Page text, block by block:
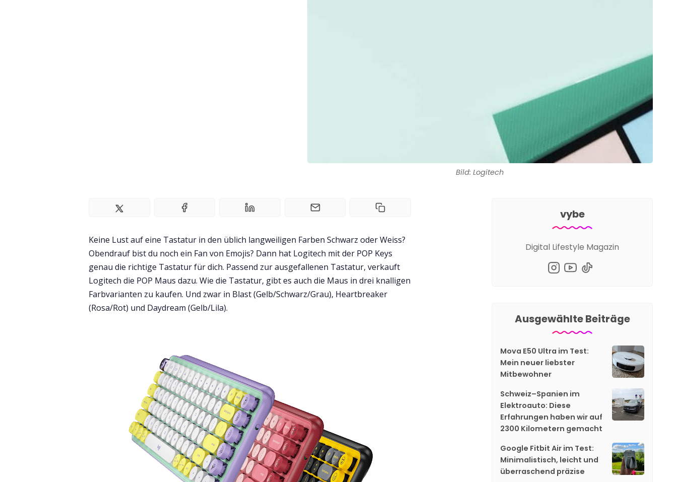
Bild: Logitech
Keine Lust auf eine Tastatur in den üblich langweiligen Farben Schwarz oder Weiss?
Obendrauf bist du noch ein Fan von Emojis? Dann hat Logitech mit der POP Keys
genau die richtige Tastatur für dich. Passend zur ausgefallenen Tastatur, verkauft
Logitech die POP Maus dazu. Wie die Tastatur, gibt es auch die Maus in drei knalligen
Farbvarianten zu kaufen. Und zwar in Blast (Gelb/Schwarz/Grau), Heartbreaker
(Rosa/Rot) und Daydream (Gelb/Lila).
vybe
Digital Lifestyle Magazin
Ausgewählte Beiträge
Mova E50 Ultra im Test:
Mein neuer liebster
Mitbewohner
Schweiz–Spanien im
Elektroauto: Diese
Erfahrungen haben wir auf
2300 Kilometern gemacht
Google Fitbit Air im Test:
Minimalistisch, leicht und
überraschend präzise